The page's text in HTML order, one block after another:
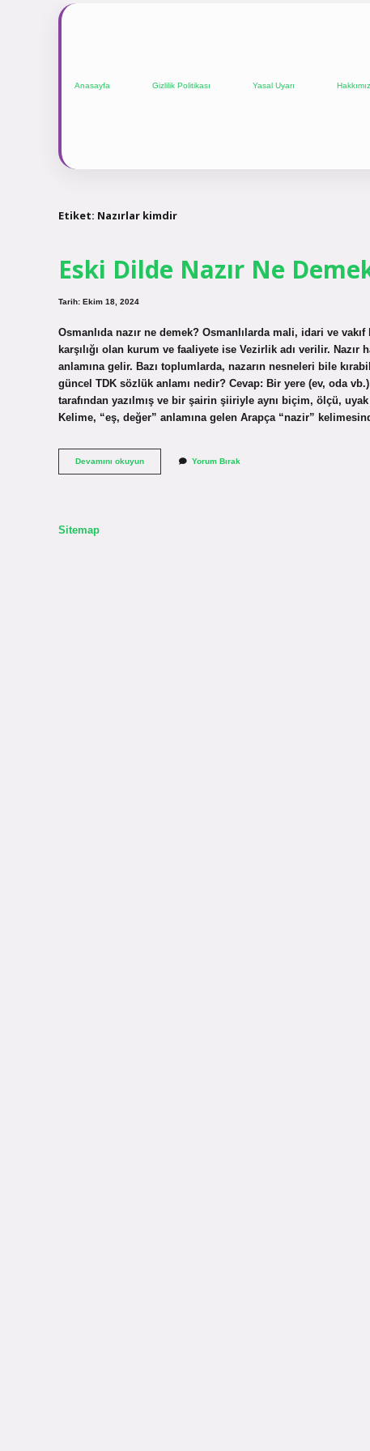
Anasayfa Gizlilik Politikası Yasal Uyarı
Etiket: Nazırlar kimdir
Eski Dilde Nazır Ne
Tarih: Ekim 18, 2024
Osmanlıda nazır ne demek? Osmanlılarda mali, idari ve
karşılığı olan kurum ve faaliyete ise Vezirlik adı verilir.
anlamına gelir. Bazı toplumlarda, nazarın nesneleri bile
güncel TDK sözlük anlamı nedir? Cevap: Bir yere (ev, oda
tarafından yazılmış ve bir şairin şiiriyle aynı biçim, ölçü,
Kelime, “eş, değer” anlamına gelen Arapça “nazir”
Devamını okuyunEski
Dilde
Yorum Bırak
Sitemap